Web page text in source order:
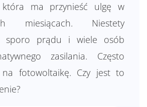
która ma przynieść ulgę w
miesiącach. Niestety
sporo prądu i wiele osób
zasilania. Często
fotowoltaikę. Czy jest to